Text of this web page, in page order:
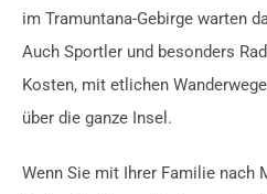
im Tramuntana-Gebirge warten
Auch Sportler und besonders
Kosten, mit etlichen
über die ganze Insel.
Wenn Sie mit Ihrer Familie nach